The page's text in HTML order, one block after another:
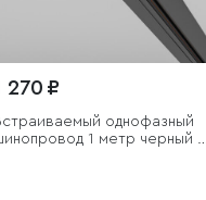
270 ₽
однофазный
1 метр черный (с